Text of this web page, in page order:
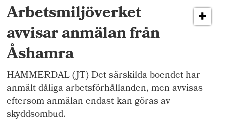
Arbetsmiljöverket
avvisar anmälan från
Åshamra
HAMMERDAL (JT) Det särskilda boendet har
anmält dåliga arbetsförhållanden, men avvisas
eftersom anmälan endast kan göras av
skyddsombud.